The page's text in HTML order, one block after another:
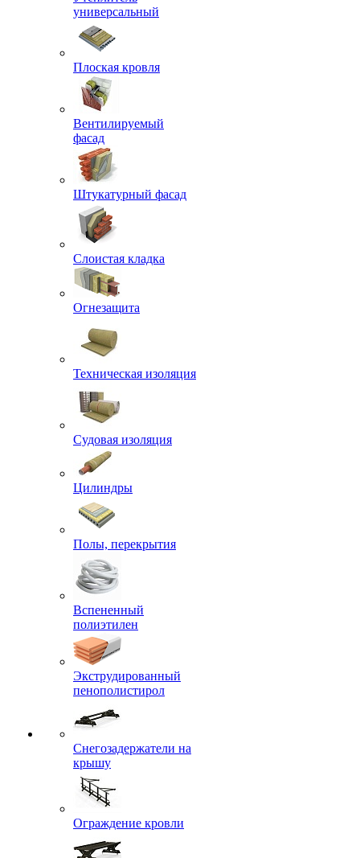
универсальный
Плоская кровля
Вентилируемый
фасад
Штукатурный фасад
Слоистая кладка
Огнезащита
Техническая изоляция
Судовая изоляция
Цилиндры
Полы, перекрытия
Вспененный
полиэтилен
Экструдированный
пенополистирол
Снегозадержатели на
крышу
Ограждение кровли